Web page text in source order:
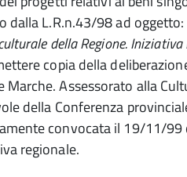
dalla L.R.n.43/98 ad oggetto:
della Regione.
copia della
Marche. Assessorato alla
della Conferenza
convocata il 19/11/
regionale.